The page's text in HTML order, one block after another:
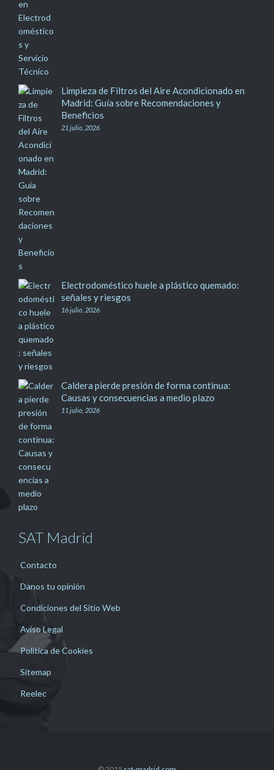
Limpieza de Filtros del Aire Acondicionado en
Madrid: Guía sobre Recomendaciones y
Beneficios
21 julio, 2026
Electrodoméstico huele a plástico quemado:
señales y riesgos
16 julio, 2026
Caldera pierde presión de forma continua:
Causas y consecuencias a medio plazo
11 julio, 2026
SAT Madrid
Contacto
Danos tu opinión
Condiciones del Sitio Web
Aviso Legal
Política de Cookies
Sitemap
Reelec